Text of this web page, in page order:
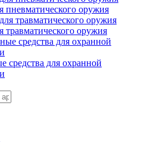
пневматического оружия
травматического оружия
средства для охранной